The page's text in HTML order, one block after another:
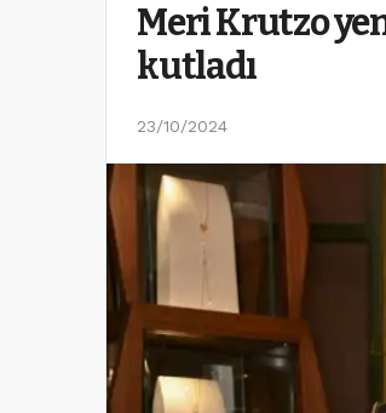
Meri Krutzo
kutladı
23/10/2024